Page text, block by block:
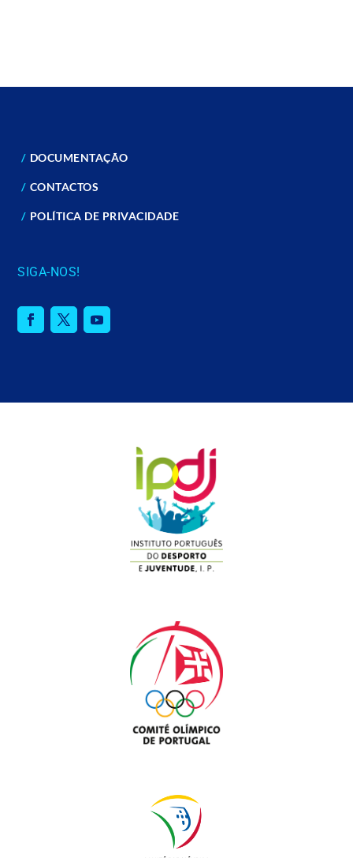
DOCUMENTAÇÃO
CONTACTOS
POLÍTICA DE PRIVACIDADE
SIGA-NOS!